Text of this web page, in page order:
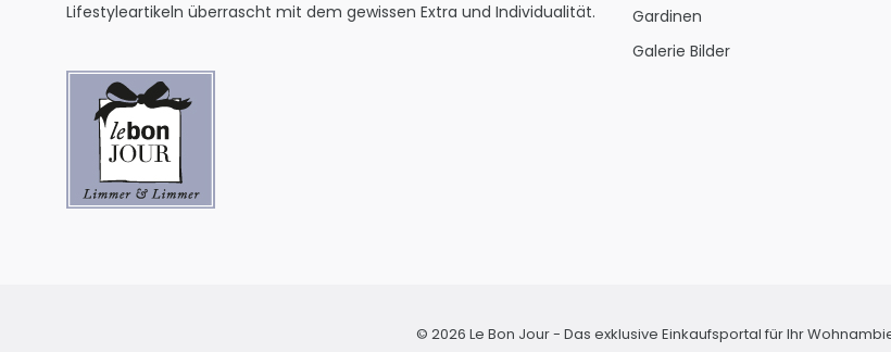
Lifestyleartikeln überrascht mit dem gewissen Extra und Individualität.
Gardinen
Galerie Bilder
© 2026 Le Bon Jour - Das exklusive Einkaufsportal für Ihr